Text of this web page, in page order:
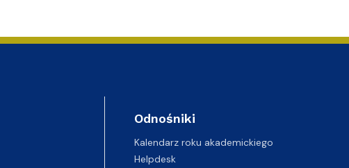
Odnośniki
Kalendarz roku akademickiego
Helpdesk